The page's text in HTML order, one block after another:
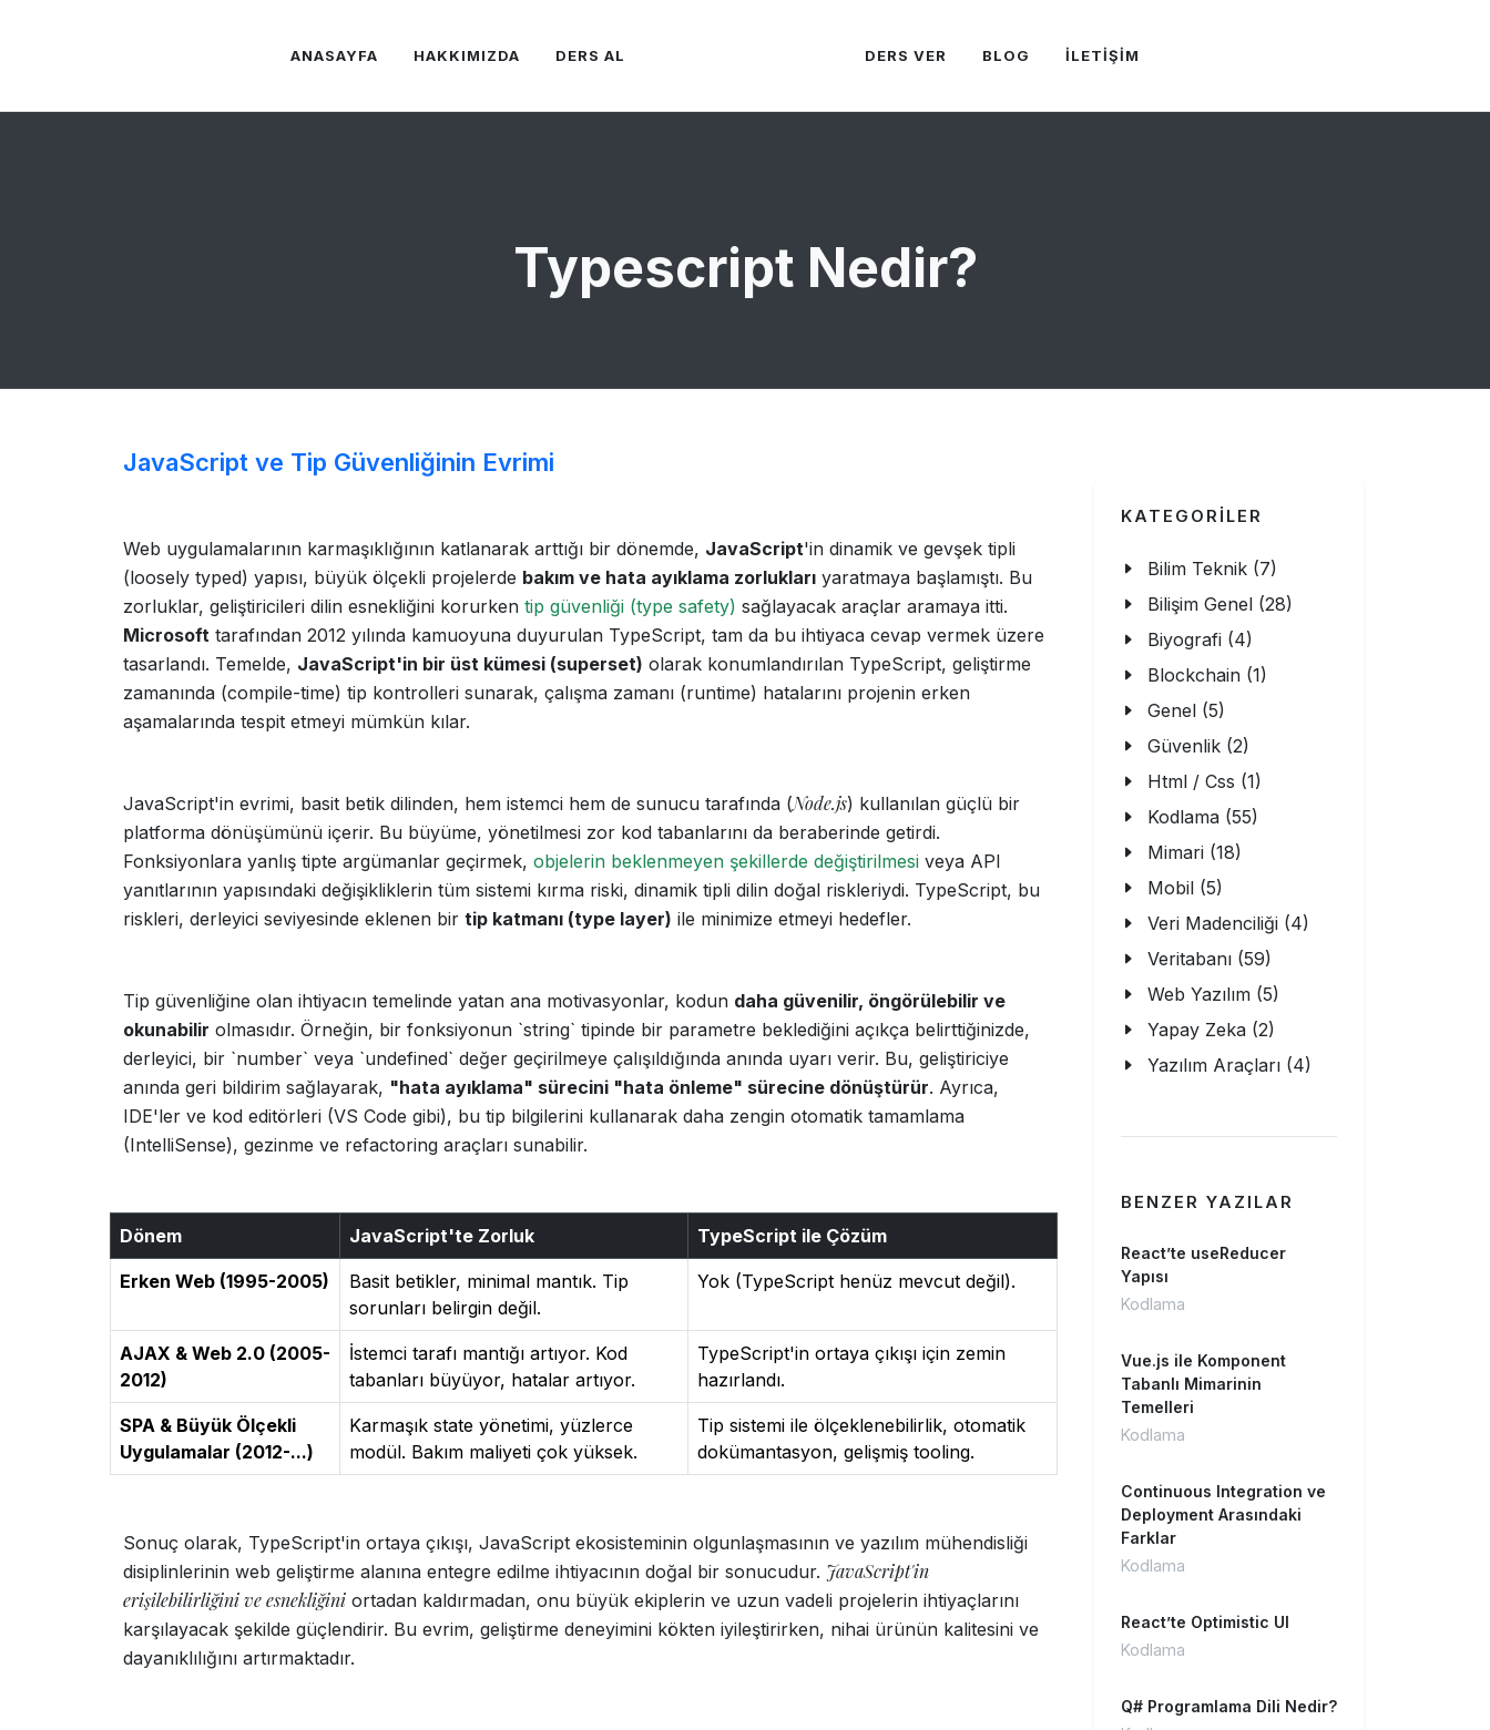
ANASAYFA HAKKIMIZDA DERS AL DERS VER BLOG İLETİŞİM
Typescript Nedir?
JavaScript ve Tip Güvenliğinin Evrimi
Web uygulamalarının karmaşıklığının katlanarak arttığı bir dönemde, JavaScript'in dinamik ve gevşek tipli
(loosely typed) yapısı, büyük ölçekli projelerde bakım ve hata ayıklama zorlukları yaratmaya başlamıştı. Bu
zorluklar, geliştiricileri dilin esnekliğini korurken tip güvenliği (type safety) sağlayacak araçlar aramaya itti.
Microsoft tarafından 2012 yılında kamuoyuna duyurulan TypeScript, tam da bu ihtiyaca cevap vermek üzere
tasarlandı. Temelde, JavaScript'in bir üst kümesi (superset) olarak konumlandırılan TypeScript, geliştirme
zamanında (compile-time) tip kontrolleri sunarak, çalışma zamanı (runtime) hatalarını projenin erken
aşamalarında tespit etmeyi mümkün kılar.
JavaScript'in evrimi, basit betik dilinden, hem istemci hem de sunucu tarafında (Node.js) kullanılan güçlü bir
platforma dönüşümünü içerir. Bu büyüme, yönetilmesi zor kod tabanlarını da beraberinde getirdi.
Fonksiyonlara yanlış tipte argümanlar geçirmek, objelerin beklenmeyen şekillerde değiştirilmesi veya API
yanıtlarının yapısındaki değişikliklerin tüm sistemi kırma riski, dinamik tipli dilin doğal riskleriydi. TypeScript, bu
riskleri, derleyici seviyesinde eklenen bir tip katmanı (type layer) ile minimize etmeyi hedefler.
Tip güvenliğine olan ihtiyacın temelinde yatan ana motivasyonlar, kodun daha güvenilir, öngörülebilir ve
okunabilir olmasıdır. Örneğin, bir fonksiyonun `string` tipinde bir parametre beklediğini açıkça belirttiğinizde,
derleyici, bir `number` veya `undefined` değer geçirilmeye çalışıldığında anında uyarı verir. Bu, geliştiriciye
anında geri bildirim sağlayarak, "hata ayıklama" sürecini "hata önleme" sürecine dönüştürür. Ayrıca,
IDE'ler ve kod editörleri (VS Code gibi), bu tip bilgilerini kullanarak daha zengin otomatik tamamlama
(IntelliSense), gezinme ve refactoring araçları sunabilir.
Dönem JavaScript'te Zorluk TypeScript ile Çözüm
Erken Web (1995-2005)
Basit betikler, minimal mantık. Tip
sorunları belirgin değil.
Yok (TypeScript henüz mevcut değil).
AJAX & Web 2.0 (2005-
2012)
İstemci tarafı mantığı artıyor. Kod
tabanları büyüyor, hatalar artıyor.
TypeScript'in ortaya çıkışı için zemin
hazırlandı.
SPA & Büyük Ölçekli
Uygulamalar (2012-...)
Karmaşık state yönetimi, yüzlerce
modül. Bakım maliyeti çok yüksek.
Tip sistemi ile ölçeklenebilirlik, otomatik
dokümantasyon, gelişmiş tooling.
Sonuç olarak, TypeScript'in ortaya çıkışı, JavaScript ekosisteminin olgunlaşmasının ve yazılım mühendisliği
disiplinlerinin web geliştirme alanına entegre edilme ihtiyacının doğal bir sonucudur. JavaScript'in
erişilebilirliğini ve esnekliğini ortadan kaldırmadan, onu büyük ekiplerin ve uzun vadeli projelerin ihtiyaçlarını
karşılayacak şekilde güçlendirir. Bu evrim, geliştirme deneyimini kökten iyileştirirken, nihai ürünün kalitesini ve
dayanıklılığını artırmaktadır.
KATEGORİLER
Bilim Teknik (7)
Bilişim Genel (28)
Biyografi (4)
Blockchain (1)
Genel (5)
Güvenlik (2)
Html / Css (1)
Kodlama (55)
Mimari (18)
Mobil (5)
Veri Madenciliği (4)
Veritabanı (59)
Web Yazılım (5)
Yapay Zeka (2)
Yazılım Araçları (4)
BENZER YAZILAR
React’te useReducer
Yapısı
Kodlama
Vue.js ile Komponent
Tabanlı Mimarinin
Temelleri
Kodlama
Continuous Integration ve
Deployment Arasındaki
Farklar
Kodlama
React’te Optimistic UI
Kodlama
Q# Programlama Dili Nedir?